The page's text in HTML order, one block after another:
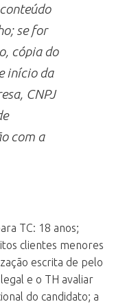
se for
cópia do
início da
CNPJ
com a
TC: 18 anos;
clientes menores
escrita de pelo
e o TH avaliar
do candidato; a